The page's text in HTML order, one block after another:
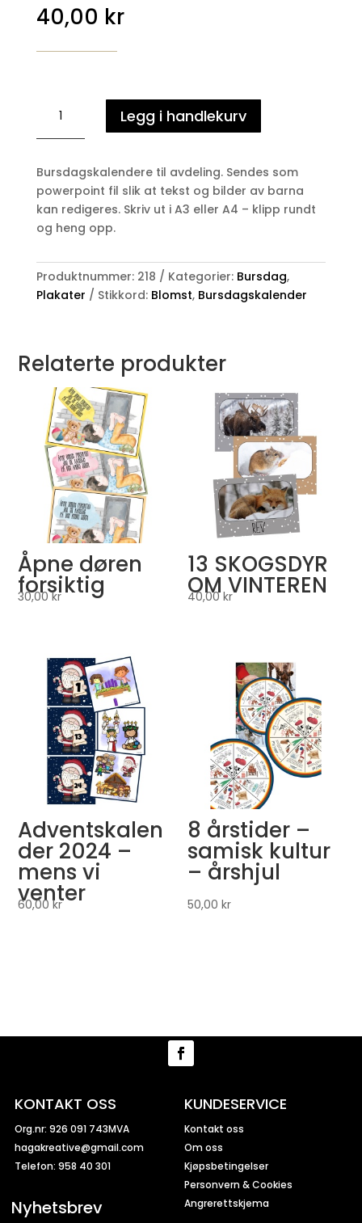
40,00 kr
Bursdagskalender
Blomst
Legg i handlekurv
Bursdagskalendere til avdeling. Sendes som
powerpoint fil slik at tekst og bilder av barna
kan redigeres. Skriv ut i A3 eller A4 – klipp rundt
og heng opp.
Produktnummer: 218 Kategorier: Bursdag,
Plakater
Stikkord: Blomst, Bursdagskalender
Relaterte produkter
Åpne døren
forsiktig
30,00kr
13 SKOGSDYR
OM VINTEREN
40,00kr
Adventskalen
der 2024 –
mens vi
venter
60,00kr
8 årstider –
samisk kultur
– årshjul
50,00kr
KONTAKT OSS
Org.nr: 926 091 743MVA
hagakreative@gmail.com
Telefon: 958 40 301
Nyhetsbrev
KUNDESERVICE
Kontakt oss
Om oss
Kjøpsbetingelser
Personvern & Cookies
Angrerettskjema